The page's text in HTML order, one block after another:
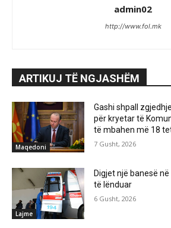
admin02
http://www.fol.mk
ARTIKUJ TË NGJASHËM
Maqedoni
Gashi shpall
për kryetar të
të mbahen më 18
7 Gusht, 2026
Lajme
Digjet një banesë
të lënduar
6 Gusht, 2026